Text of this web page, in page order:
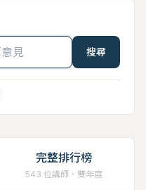
搜尋
完整排行榜
543 位講師、雙年度